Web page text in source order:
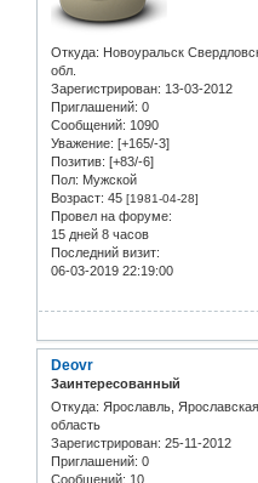
Откуда: Новоуральск
обл.
Зарегистрирован: 13-03-2012
Приглашений: 0
Сообщений: 1090
Уважение: [+165/-3]
Позитив: [+83/-6]
Пол: Мужской
Возраст: 45 [1981-04-28]
Провел на форуме:
15 дней 8 часов
Последний визит:
06-03-2019 22:19:00
Deovr
Заинтересованный
Откуда: Ярославль, Ярославская
область
Зарегистрирован: 25-11-2012
Приглашений: 0
Сообщений: 10